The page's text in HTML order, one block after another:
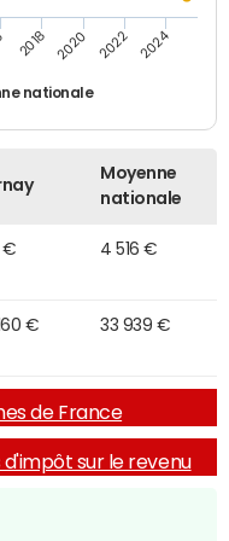
nationale
2018 2020 2022 2024
Moyenne
nationale
€ 4 516 €
€ 33 939 €
de France
d'impôt sur le revenu